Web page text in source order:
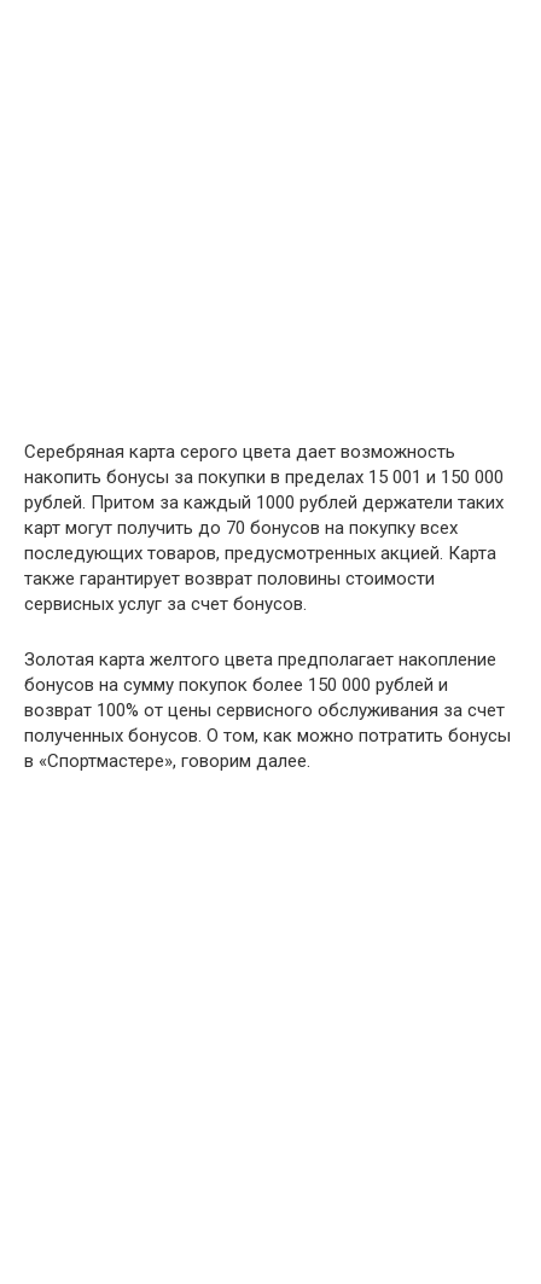
Серебряная карта серого цвета дает возможность
накопить бонусы за покупки в пределах 15 001 и 150 000
рублей. Притом за каждый 1000 рублей держатели таких
карт могут получить до 70 бонусов на покупку всех
последующих товаров, предусмотренных акцией. Карта
также гарантирует возврат половины стоимости
сервисных услуг за счет бонусов.
Золотая карта желтого цвета предполагает накопление
бонусов на сумму покупок более 150 000 рублей и
возврат 100% от цены сервисного обслуживания за счет
полученных бонусов. О том, как можно потратить бонусы
в «Спортмастере», говорим далее.